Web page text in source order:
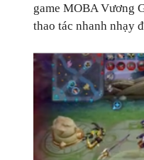
game MOBA Vương
thao tác nhanh nhạy